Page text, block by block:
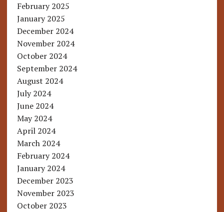
February 2025
January 2025
December 2024
November 2024
October 2024
September 2024
August 2024
July 2024
June 2024
May 2024
April 2024
March 2024
February 2024
January 2024
December 2023
November 2023
October 2023